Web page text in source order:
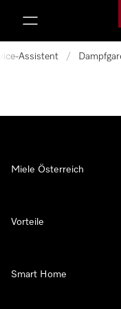
Assistent /
Miele Österreich
Vorteile
Smart Home